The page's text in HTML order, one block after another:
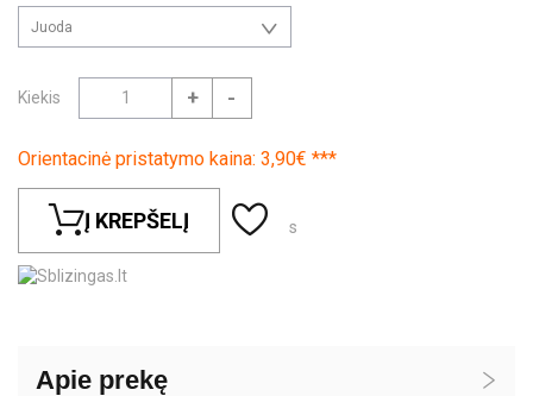
Juoda
Kiekis + -
Orientacinė pristatymo kaina: 3,90€ ***
Į KREPŠELĮ s
Apie prekę